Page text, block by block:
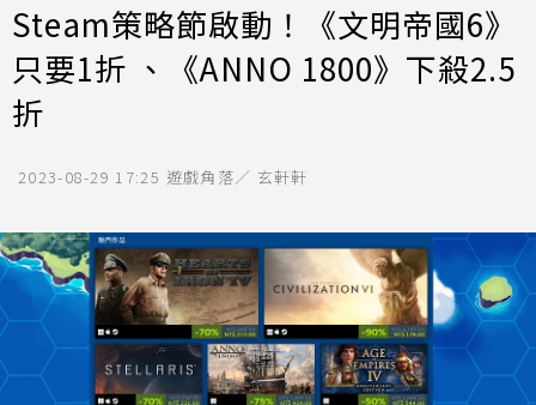
Steam策略節啟動！《文明帝國6》
只要1折 、《ANNO 1800》下殺2.5
折
2023-08-29 17:25 遊戲角落／ 玄軒軒